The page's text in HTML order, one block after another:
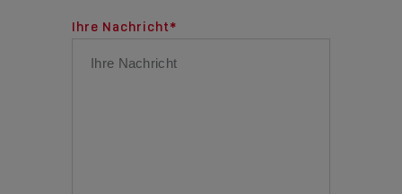
Ihre Nachricht*